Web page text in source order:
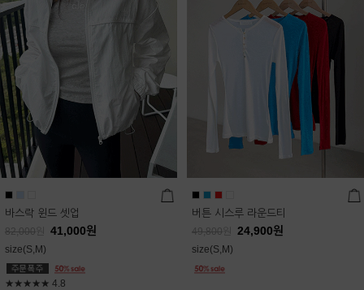
바스락 윈드 셋업
82,000 41,000원
size(S,M)
★★★★★ 4.8
버튼 시스루 라운드티
49,800 24,900원
size(S,M)